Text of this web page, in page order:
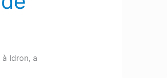
Idron, a